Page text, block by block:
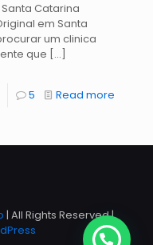
Catarina
em Santa
um clinica
que […]
5 Read more
| All Rights Reserved |